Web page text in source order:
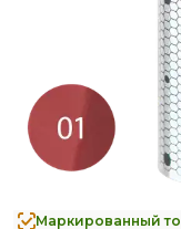
Маркированный